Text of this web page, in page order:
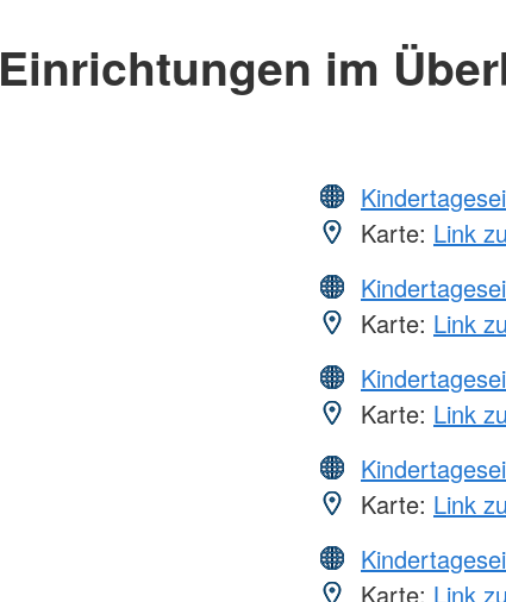
Einrichtungen im
Karte: Link
Karte: Link
Karte: Link
Karte: Link
Karte: Link